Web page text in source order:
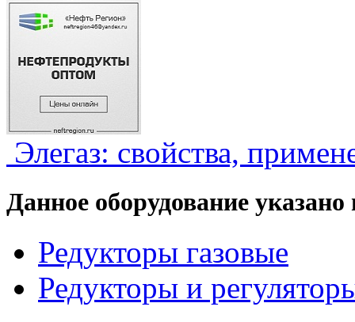
Элегаз: свойства,
Данное оборудование
Редукторы газовые
Редукторы и